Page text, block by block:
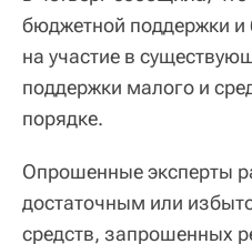
бюджетной поддержки и
на участие в
поддержки малого и
порядке.
Опрошенные эксперты
достаточным или
средств, запрошенных